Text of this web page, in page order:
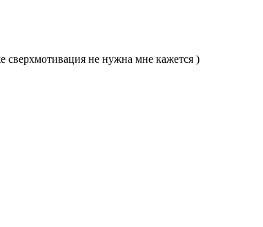
сверхмотивация не нужна мне кажется )